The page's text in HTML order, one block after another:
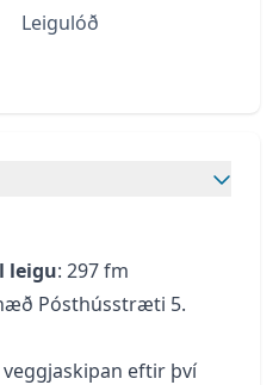
Leigulóð
leigu: 297 fm
Pósthússtræti 5.
eftir því